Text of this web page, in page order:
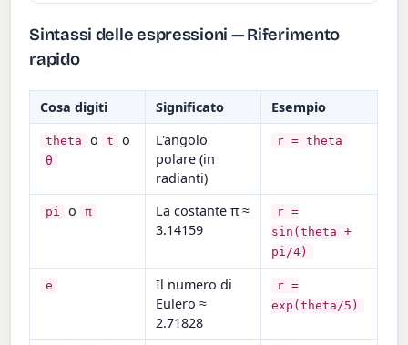
Sintassi delle espressioni — Riferimento
rapido
Cosa digiti Significato Esempio
theta o t o
θ
L'angolo
polare (in
radianti)
r = theta
pi o π
La costante π ≈
3.14159
r =
sin(theta +
pi/4)
e
Il numero di
Eulero ≈
2.71828
r =
exp(theta/5)